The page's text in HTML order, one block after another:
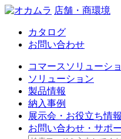
店舗・商環境
カタログ
お問い合わせ
コマースソリューシ
ソリューション
製品情報
納入事例
展示会・お役立ち情報
お問い合わせ・サポ